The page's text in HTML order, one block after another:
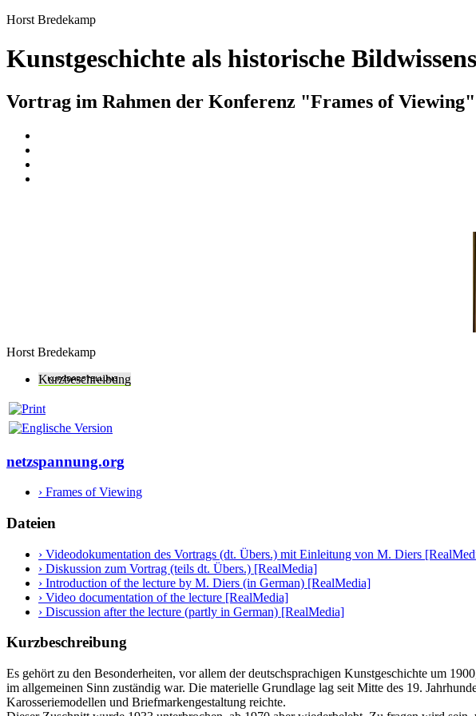
Horst Bredekamp
Kunstgeschichte als historische
Vortrag im Rahmen der Konferenz "Frames of Viewing"
Horst Bredekamp
Kurzbeschreibung
netzspannung.org
› Frames of Viewing
Dateien
› Videodokumentation des Vortrags (dt. Übers.) mit Einleitung von M. Diers
› Diskussion zum Vortrag (teils dt. Übers.) [RealMedia]
› Introduction of the lecture by M. Diers (in German) [RealMedia]
› Video documentation of the lecture [RealMedia]
› Discussion after the lecture (partly in German) [RealMedia]
Kurzbeschreibung
Es gehört zu den Besonderheiten, vor allem der deutschsprachigen Kunstgeschichte um
im allgemeinen Sinn zuständig war. Die materielle Grundlage lag seit Mitte des 19.
Karosseriemodellen und Briefmarkengestaltung reichte.